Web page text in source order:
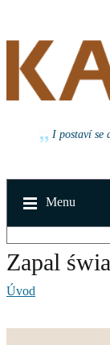
I postaví se
Menu
Zapal
Úvod